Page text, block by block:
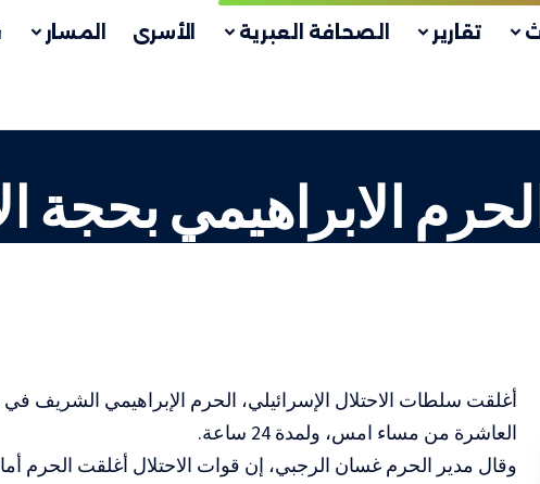
تقارير الصحافة العبرية الأسرى المسار
الابراهيمي بحجة
أغلقت سلطات الاحتلال الإسرائيلي، الحرم الإبراهيمي الشريف في
العاشرة من مساء امس، ولمدة 24 ساعة.
وقال مدير الحرم غسان الرجبي، إن قوات الاحتلال أغلقت الحرم